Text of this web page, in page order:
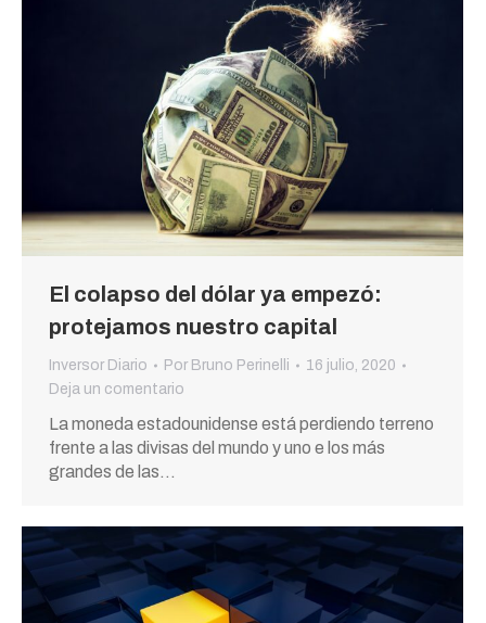
El colapso del dólar ya empezó:
protejamos nuestro capital
Inversor Diario Por Bruno Perinelli
16 julio, 2020
Deja un comentario
La moneda estadounidense está perdiendo terreno
frente a las divisas del mundo y uno e los más
grandes de las…